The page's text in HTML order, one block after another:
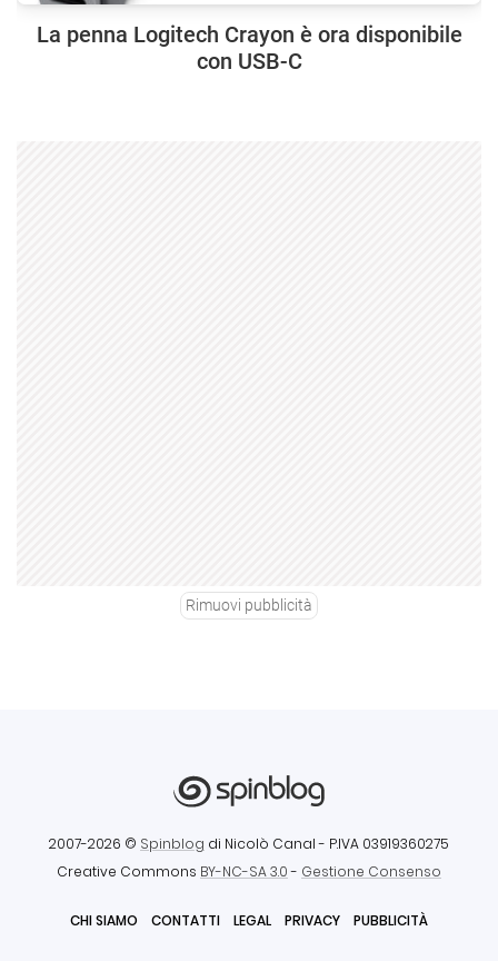
La penna Logitech Crayon è ora disponibile
con USB-C
Rimuovi pubblicità
2007-2026 © Spinblog di Nicolò Canal - P.IVA 03919360275
Creative Commons BY-NC-SA 3.0- Gestione Consenso
CHI SIAMO CONTATTI LEGAL PRIVACY PUBBLICITÀ